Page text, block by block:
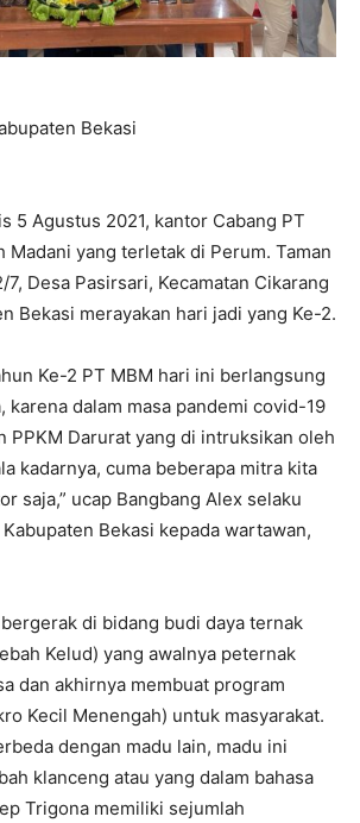
Bekasi
5 Agustus 2021, kantor Cabang PT
Madani yang terletak di Perum. Taman
Desa Pasirsari, Kecamatan Cikarang
Bekasi merayakan hari jadi yang Ke-2.
Ke-2 PT MBM hari ini berlangsung
karena dalam masa pandemi covid-19
PPKM Darurat yang di intruksikan oleh
kadarnya, cuma beberapa mitra kita
saja,” ucap Bangbang Alex selaku
Bekasi kepada wartawan,
di bidang budi daya ternak
Kelud) yang awalnya peternak
dan akhirnya membuat program
Kecil Menengah) untuk masyarakat.
dengan madu lain, madu ini
klanceng atau yang dalam bahasa
Trigona memiliki sejumlah